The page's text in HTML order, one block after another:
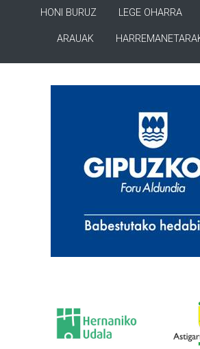
HONI BURUZ LEGE OHARRA
ARAUAK